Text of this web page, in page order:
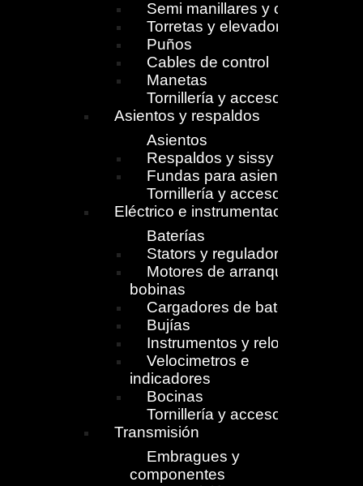
Semi manillares y cierres
Torretas y elevadores
Puños
Cables de control
Manetas
Tornillería y accesorios
Asientos y respaldos
Asientos
Respaldos y sissy
Fundas para asientos
Tornillería y accesorios
Eléctrico e instrumentación
Baterías
Stators y reguladores
Motores de arranque y
bobinas
Cargadores de batería
Bujías
Instrumentos y relojes
Velocimetros e
indicadores
Bocinas
Tornillería y accesorios
Transmisión
Embragues y
componentes